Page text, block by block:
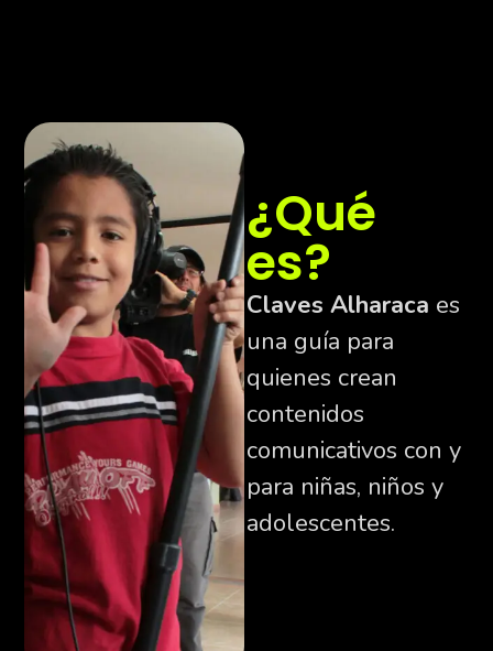
¿Qué
es?
Claves Alharaca es
una guía para
quienes crean
contenidos
comunicativos con y
para niñas, niños y
adolescentes.